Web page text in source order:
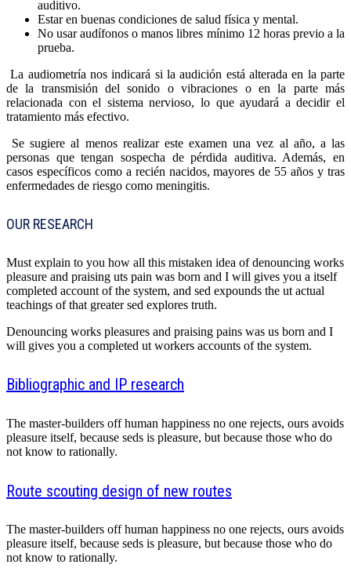
auditivo.
Estar en buenas condiciones de salud física y mental.
No usar audífonos o manos libres mínimo 12 horas previo a la
prueba.
La audiometría nos indicará si la audición está alterada en la parte
de la transmisión del sonido o vibraciones o en la parte más
relacionada con el sistema nervioso, lo que ayudará a decidir el
tratamiento más efectivo.
Se sugiere al menos realizar este examen una vez al año, a las
personas que tengan sospecha de pérdida auditiva. Además, en
casos específicos como a recién nacidos, mayores de 55 años y tras
enfermedades de riesgo como meningitis.
OUR RESEARCH
Must explain to you how all this mistaken idea of denouncing works
pleasure and praising uts pain was born and I will gives you a itself
completed account of the system, and sed expounds the ut actual
teachings of that greater sed explores truth.
Denouncing works pleasures and praising pains was us born and I
will gives you a completed ut workers accounts of the system.
Bibliographic and IP research
The master-builders off human happiness no one rejects, ours avoids
pleasure itself, because seds is pleasure, but because those who do
not know to rationally.
Route scouting design of new routes
The master-builders off human happiness no one rejects, ours avoids
pleasure itself, because seds is pleasure, but because those who do
not know to rationally.